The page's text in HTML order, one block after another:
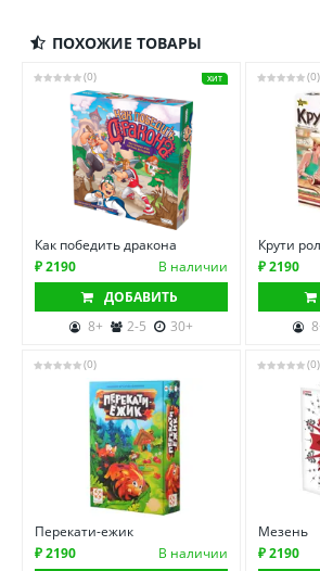
ПОХОЖИЕ ТОВАРЫ
(0) ХИТ
Как победить дракона
₽ 2190
В наличии
ДОБАВИТЬ
8+
2-5 30+
(0)
Крути
₽ 2190
(0)
Перекати-ежик
₽ 2190
В наличии
(0)
Мезень
₽ 2190